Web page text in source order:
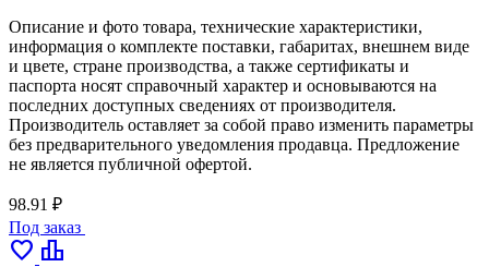
Описание и фото товара, технические характеристики,
информация о комплекте поставки, габаритах, внешнем виде
и цвете, стране производства, а также сертификаты и
паспорта носят справочный характер и основываются на
последних доступных сведениях от производителя.
Производитель оставляет за собой право изменить параметры
без предварительного уведомления продавца. Предложение
не является публичной офертой.
98.91 ₽
Под заказ
favorite leaderboard